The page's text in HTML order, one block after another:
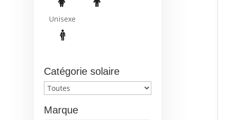
Unisexe
Catégorie solaire
Marque